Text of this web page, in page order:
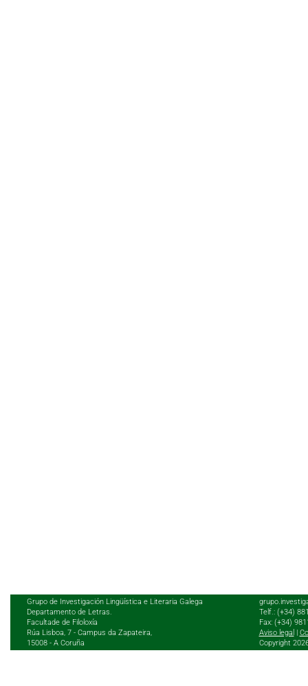
Grupo de Investigación Lingüística e Literaria Galega
Departamento de Letras.
Facultade de Filoloxía
Rúa Lisboa, 7 - Campus da Zapateira,
15008 - A Coruña
Telf.: (+34)
Fax: (+34)
Aviso legal
Copyright